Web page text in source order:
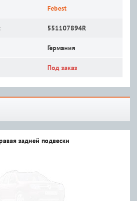
Febest
551107894R
Германия
Под заказ
задней подвески